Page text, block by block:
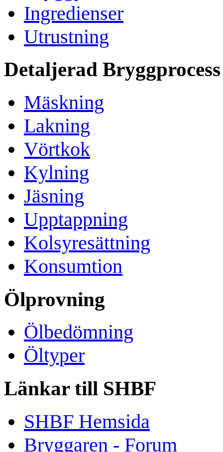
Ingredienser
Utrustning
Detaljerad Bryggprocess
Mäskning
Lakning
Vörtkok
Kylning
Jäsning
Upptappning
Kolsyresättning
Konsumtion
Ölprovning
Ölbedömning
Öltyper
Länkar till SHBF
SHBF Hemsida
Bryggaren - Forum